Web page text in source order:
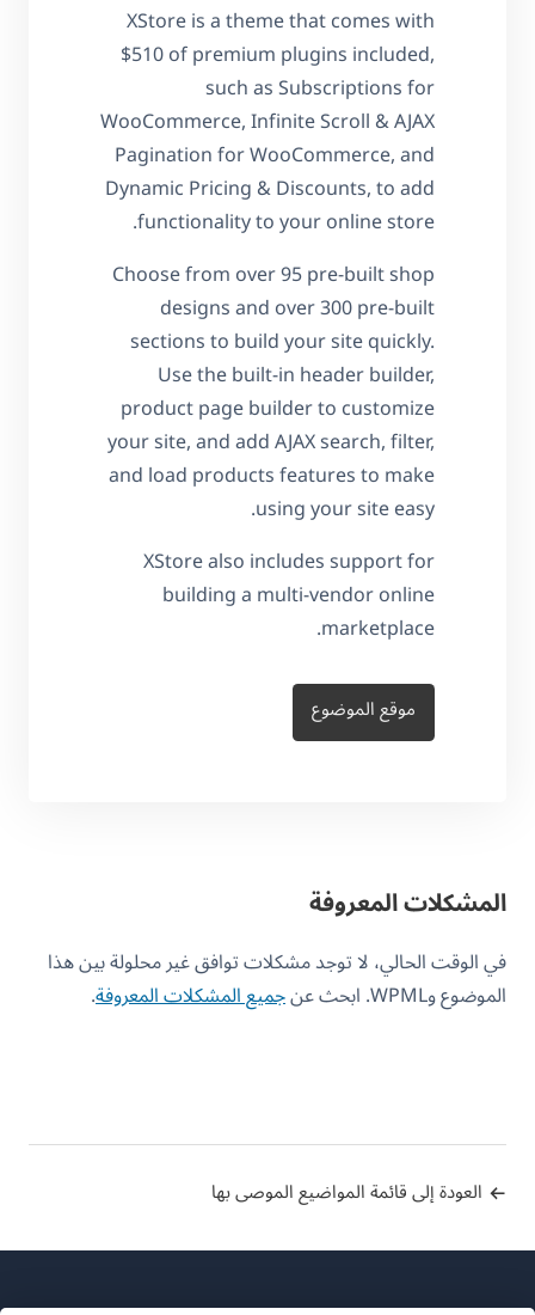
XStore is a theme that comes with
$510 of premium plugins included,
such as Subscriptions for
WooCommerce, Infinite Scroll & AJAX
Pagination for WooCommerce, and
Dynamic Pricing & Discounts, to add
functionality to your online store.
Choose from over 95 pre-built shop
designs and over 300 pre-built
sections to build your site quickly.
Use the built-in header builder,
product page builder to customize
your site, and add AJAX search, filter,
and load products features to make
using your site easy.
XStore also includes support for
building a multi-vendor online
marketplace.
موقع الموضوع
المشكلات المعروفة
في الوقت الحالي، لا توجد مشكلات توافق غير محلولة بين هذا
الموضوع وWPML. ابحث عن
جميع المشكلات المعروفة.
العودة إلى قائمة المواضيع الموصى بها